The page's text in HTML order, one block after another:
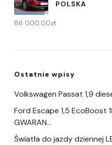
POLSKA
86 000,00zł
Ostatnie wpisy
Volkswagen Passat 1,9
Ford Escape 1,5 EcoBoost
GWARAN…
Światła do jazdy dziennej